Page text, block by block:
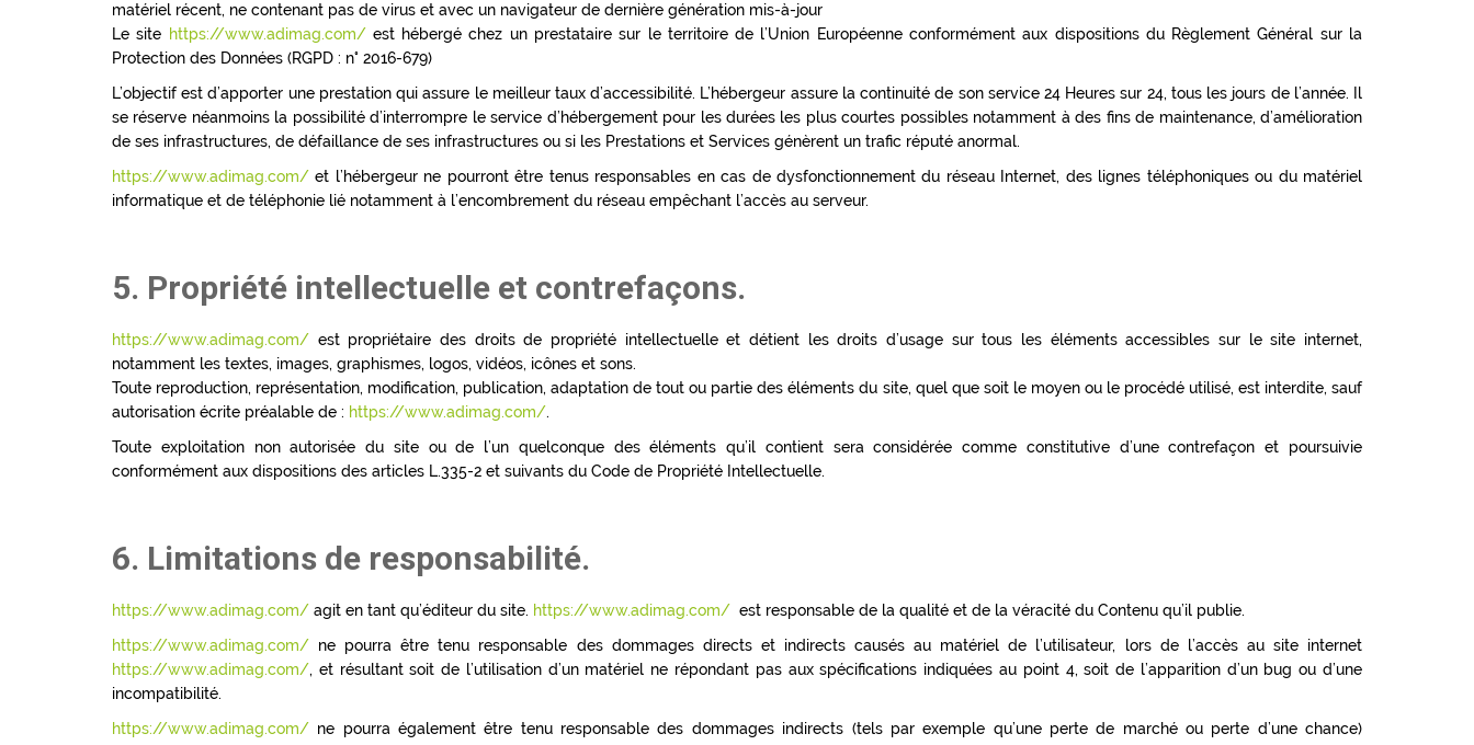
matériel récent, ne contenant pas de virus et avec un navigateur de dernière génération mis-à-jour
Le site https://www.adimag.com/est hébergé chez un prestataire sur le territoire de l’Union Européenne conformément aux dispositions du Règlement Général sur la
Protection des Données (RGPD : n° 2016-679)
L’objectif est d’apporter une prestation qui assure le meilleur taux d’accessibilité. L’hébergeur assure la continuité de son service 24 Heures sur 24, tous les jours de l’année. Il
se réserve néanmoins la possibilité d’interrompre le service d’hébergement pour les durées les plus courtes possibles notamment à des fins de maintenance, d’amélioration
de ses infrastructures, de défaillance de ses infrastructures ou si les Prestations et Services génèrent un trafic réputé anormal.
https://www.adimag.com/ et l’hébergeur ne pourront être tenus responsables en cas de dysfonctionnement du réseau Internet, des lignes téléphoniques ou du matériel
informatique et de téléphonie lié notamment à l’encombrement du réseau empêchant l’accès au serveur.
5. Propriété intellectuelle et contrefaçons.
https://www.adimag.com/ est propriétaire des droits de propriété intellectuelle et détient les droits d’usage sur tous les éléments accessibles sur le site internet,
notamment les textes, images, graphismes, logos, vidéos, icônes et sons.
Toute reproduction, représentation, modification, publication, adaptation de tout ou partie des éléments du site, quel que soit le moyen ou le procédé utilisé, est interdite, sauf
autorisation écrite préalable de : https://www.adimag.com/.
Toute exploitation non autorisée du site ou de l’un quelconque des éléments qu’il contient sera considérée comme constitutive d’une contrefaçon et poursuivie
conformément aux dispositions des articles L.335-2 et suivants du Code de Propriété Intellectuelle.
6. Limitations de responsabilité.
https://www.adimag.com/ agit en tant qu’éditeur du site. https://www.adimag.com/ est responsable de la qualité et de la véracité du Contenu qu’il publie.
https://www.adimag.com/ ne pourra être tenu responsable des dommages directs et indirects causés au matériel de l’utilisateur, lors de l’accès au site internet
https://www.adimag.com/, et résultant soit de l’utilisation d’un matériel ne répondant pas aux spécifications indiquées au point 4, soit de l’apparition d’un bug ou d’une
incompatibilité.
https://www.adimag.com/ ne pourra également être tenu responsable des dommages indirects (tels par exemple qu’une perte de marché ou perte d’une chance)